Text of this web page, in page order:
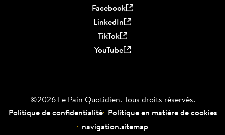
Facebook
LinkedIn
TikTok
YouTube
©2026 Le Pain Quotidien. Tous droits réservés.
Politique de confidentialité Politique en matière de cookies
navigation.sitemap